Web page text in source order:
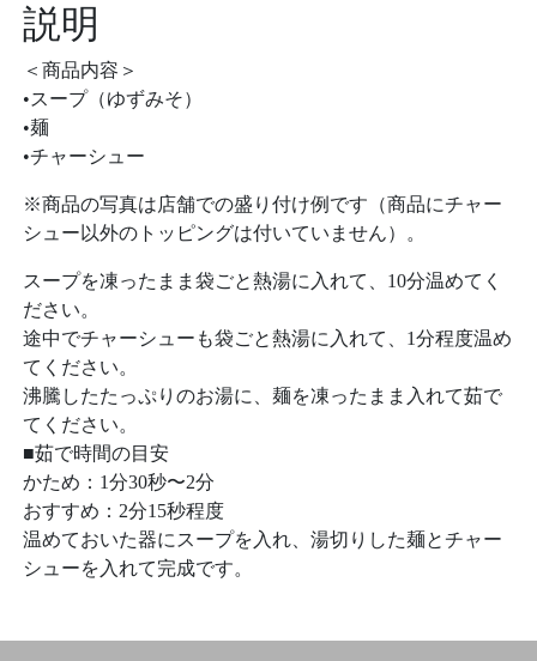
説明
＜商品内容＞
•スープ（ゆずみそ）
•麺
•チャーシュー
※商品の写真は店舗での盛り付け例です（商品にチャー
シュー以外のトッピングは付いていません）。
スープを凍ったまま袋ごと熱湯に入れて、10分温めてく
ださい。
途中でチャーシューも袋ごと熱湯に入れて、1分程度温め
てください。
沸騰したたっぷりのお湯に、麺を凍ったまま入れて茹で
てください。
■茹で時間の目安
かため：1分30秒〜2分
おすすめ：2分15秒程度
温めておいた器にスープを入れ、湯切りした麺とチャー
シューを入れて完成です。